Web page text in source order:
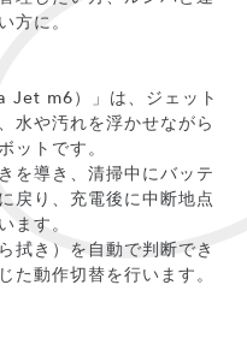
方に。
Jet m6）」は、ジェット
水や汚れを浮かせながら
ットです。
を導き、清掃中にバッテ
戻り、充電後に中断地点
ます。
拭き）を自動で判断でき
た動作切替を行います。